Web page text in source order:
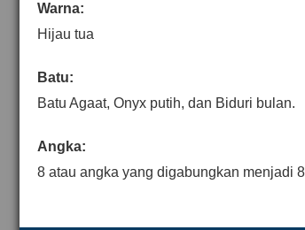
Warna:
Hijau tua
Batu:
Batu Agaat, Onyx putih, dan Biduri bulan.
Angka:
8 atau angka yang digabungkan menjadi